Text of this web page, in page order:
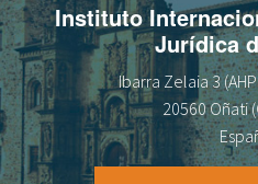
Instituto
Jurídica
Ibarra Zelaia 3
20560 Oñati